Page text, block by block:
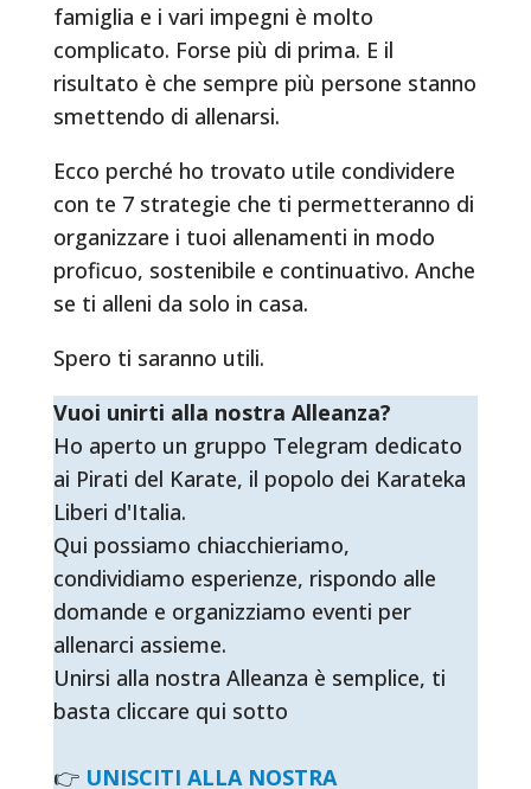
famiglia e i vari impegni è molto
complicato. Forse più di prima. E il
risultato è che sempre più persone stanno
smettendo di allenarsi.
Ecco perché ho trovato utile condividere
con te 7 strategie che ti permetteranno di
organizzare i tuoi allenamenti in modo
proficuo, sostenibile e continuativo. Anche
se ti alleni da solo in casa.
Spero ti saranno utili.
Vuoi unirti alla nostra Alleanza?
Ho aperto un gruppo Telegram dedicato
ai Pirati del Karate, il popolo dei Karateka
Liberi d'Italia.
Qui possiamo chiacchieriamo,
condividiamo esperienze, rispondo alle
domande e organizziamo eventi per
allenarci assieme.
Unirsi alla nostra Alleanza è semplice, ti
basta cliccare qui sotto
👉 UNISCITI ALLA NOSTRA